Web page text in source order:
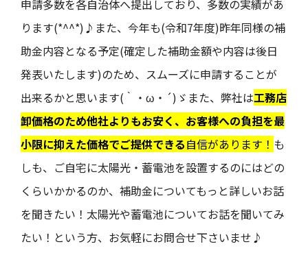
申請多数を各自治体へ提出しており、多数の実績があ
ります(*^^*)♪また、今年も(令和7年度)昨年同様の補
助金内容となる予定(確定した補助金額や内容は後日
発表いたします)のため、スムーズに申請することが
出来るかと思います(｀・ω・´)ゞまた、弊社は工務店
卸価格のため他社よりもお安く、お客様への負担を最
小限に抑えた価格でご提供できる自信があります！ も
しも、ご自宅に太陽光・蓄電池を設置するのにはどの
くらいかかるのか、補助金についてもっと詳しいお話
を聞きたい！太陽光や蓄電池についてお話を聞いてみ
たい！という方、お気軽にお問合せ下さいませ♪